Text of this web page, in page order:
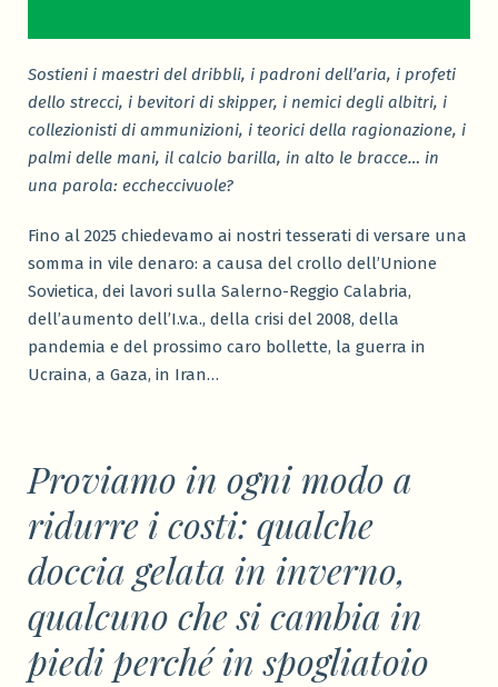
Sostieni i maestri del dribbli, i padroni dell’aria, i profeti
dello strecci, i bevitori di skipper, i nemici degli albitri, i
collezionisti di ammunizioni, i teorici della ragionazione, i
palmi delle mani, il calcio barilla, in alto le bracce… in
una parola: eccheccivuole?
Fino al 2025 chiedevamo ai nostri tesserati di versare una
somma in vile denaro: a causa del crollo dell’Unione
Sovietica, dei lavori sulla Salerno-Reggio Calabria,
dell’aumento dell’I.v.a., della crisi del 2008, della
pandemia e del prossimo caro bollette, la guerra in
Ucraina, a Gaza, in Iran…
Proviamo in ogni modo a
ridurre i costi: qualche
doccia gelata in inverno,
qualcuno che si cambia in
piedi perché in spogliatoio